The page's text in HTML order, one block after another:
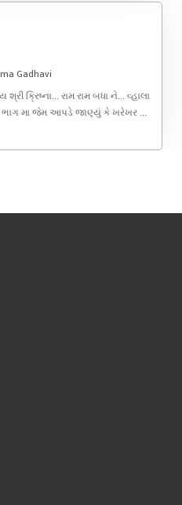
Gadhavi
ક્રિષ્ના... રામ રામ બધા ને... વ્હાલા
ભાગ મા જેમ આપડે જાણ્યું કે ખરેખર ...